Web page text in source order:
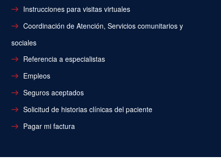
Instrucciones para visitas virtuales
Coordinación de Atención, Servicios comunitarios y
sociales
Referencia a especialistas
Empleos
Seguros aceptados
Solicitud de historias clínicas del paciente
Pagar mi factura